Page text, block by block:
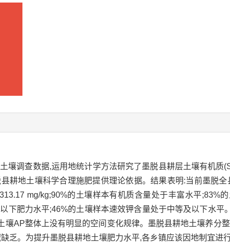
壤调查数据,运用地统计学方法研究了墨脱县耕层土壤有机质
耕地土壤科学合理施肥提供理论依据。结果表明:当前墨脱
mg/kg;90%的土壤样本有机质含量处于丰富水平;83%
下肥力水平;46%的土壤样本速效钾含量处于中等及以下水平
壤AP整体上没有明显的空间变化规律。墨脱县耕地土壤养分
乏。为提升墨脱县耕地土壤肥力水平,各乡镇应该因地制宜进行